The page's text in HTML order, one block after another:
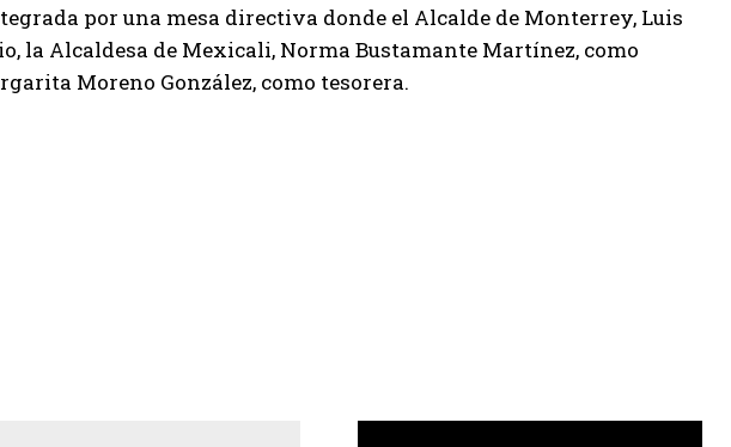
por una mesa directiva donde el Alcalde de Monterrey, Luis
la Alcaldesa de Mexicali, Norma Bustamante Martínez, como
Moreno González, como tesorera.